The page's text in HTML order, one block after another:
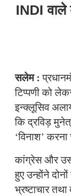
INDI वाले
सलेम :
टिप्पणी को
इन्क्लूसिव
कि द्रविड़
‘विनाश’
कांग्रेस और
हुए उन्होंने
भ्रष्टाचार